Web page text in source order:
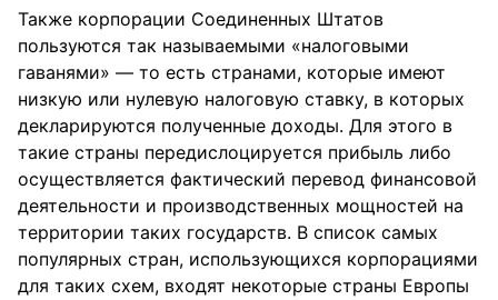
Также корпорации Соединенных Штатов
пользуются так называемыми «налоговыми
гаванями» — то есть странами, которые имеют
низкую или нулевую налоговую ставку, в которых
декларируются полученные доходы. Для этого в
такие страны передислоцируется прибыль либо
осуществляется фактический перевод финансовой
деятельности и производственных мощностей на
территории таких государств. В список самых
популярных стран, использующихся корпорациями
для таких схем, входят некоторые страны Европы